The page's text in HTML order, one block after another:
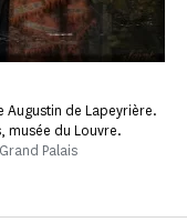
Augustin de Lapeyrière.
musée du Louvre.
Palais